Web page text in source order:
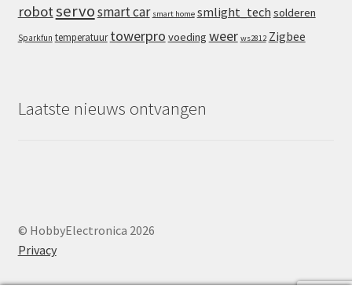
robotservosmart car smart home smlight_tech solderen
Sparkfun temperatuur towerpro voeding weer ws2812 Zigbee
Laatste nieuws ontvangen
© HobbyElectronica 2026
Privacy